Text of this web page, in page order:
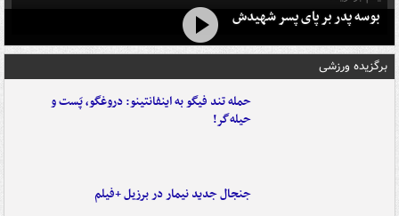
بوسه‌ پدر بر پای پسر شهیدش
برگزیده ورزشی
حمله تند فیگو به اینفانتینو: دروغگو، پَست‌ و
حیله‌گر!
جنجال جدید نیمار در برزیل +فیلم